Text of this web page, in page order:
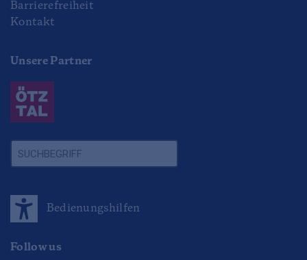
Barrierefreiheit
Kontakt
Unsere Partner
Bedienungshilfen
Follow us